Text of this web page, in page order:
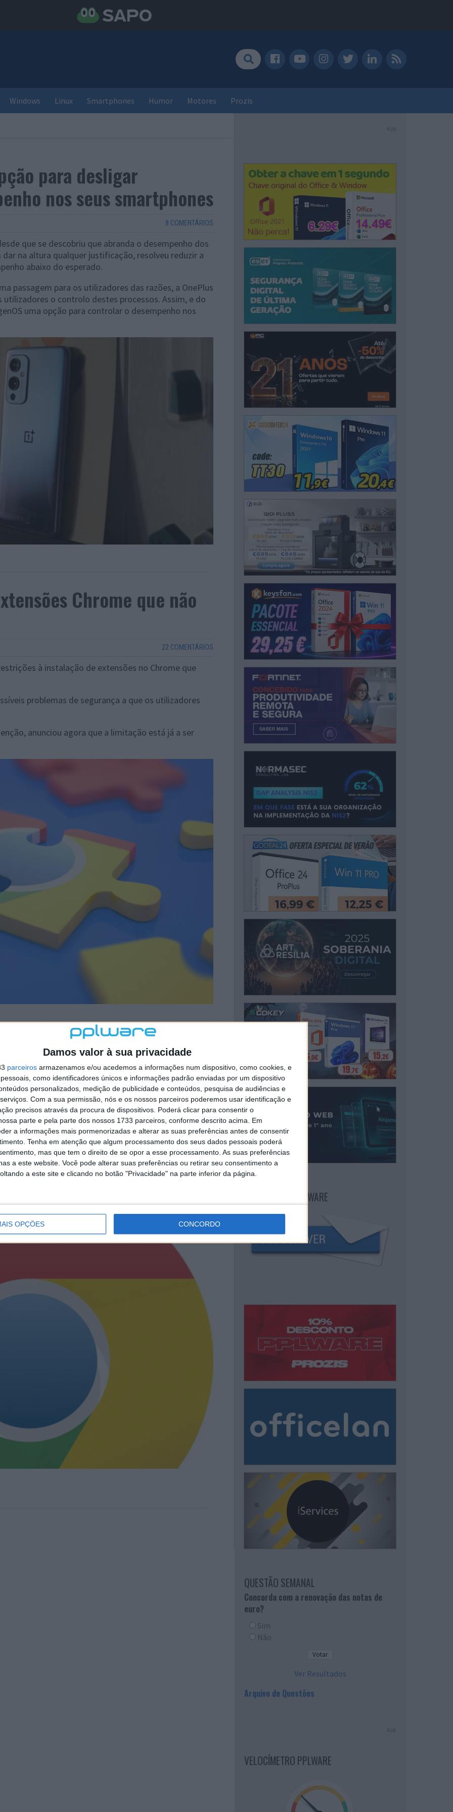
Damos valor à sua privacidade
parceiros armazenamos e/ou acedemos a informações num dispositivo, como cookies, e
como identificadores únicos e informações padrão enviadas por um dispositivo
personalizados, medição de publicidade e conteúdos, pesquisa de audiências e
Com a sua permissão, nós e os nossos parceiros poderemos usar identificação e
precisos através da procura de dispositivos. Poderá clicar para consentir o
parte e pela parte dos nossos 1733 parceiros, conforme descrito acima. Em
a informações mais pormenorizadas e alterar as suas preferências antes de consentir
Tenha em atenção que algum processamento dos seus dados pessoais poderá
mas que tem o direito de se opor a esse processamento. As suas preferências
a este website. Você pode alterar suas preferências ou retirar seu consentimento a
a este site e clicando no botão "Privacidade" na parte inferior da página.
OPÇÕES CONCORDO
Windows Linux Smartphones Humor Motores Prozis
para desligar
nos seus smartphones
8 COMENTÁRIOS
que se descobriu que abranda o desempenho dos
na altura qualquer justificação, resolveu reduzir a
abaixo do esperado.
passagem para os utilizadores das razões, a OnePlus
o controlo destes processos. Assim, e do
uma opção para controlar o desempenho nos
Chrome que não
22 COMENTÁRIOS
à instalação de extensões no Chrome que
problemas de segurança a que os utilizadores
anunciou agora que a limitação está já a ser
de instalação de
22 COMENTÁRIOS
instalação no Chrome de extensões externas à sua
a Google tinhaalertadoque a partir de Janeiro
conhecidas e prendem-se essencialmente com
de proteger os utilizadores.
a próxima versão 33 do Chrome vai ter já
PUB
NEWSLETTER PPLWARE
QUESTÃO SEMANAL
Concorda com a renovação das notas de
euro?
Sim
Não
Ver Resultados
Arquivo de Questões
PUB
VELOCÍMETRO PPLWARE